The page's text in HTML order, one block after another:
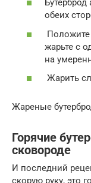
обеих
Положите
жарьте с
на
Жарить
Жареные
Горячие
сковороде
И последний
скорую руку, это